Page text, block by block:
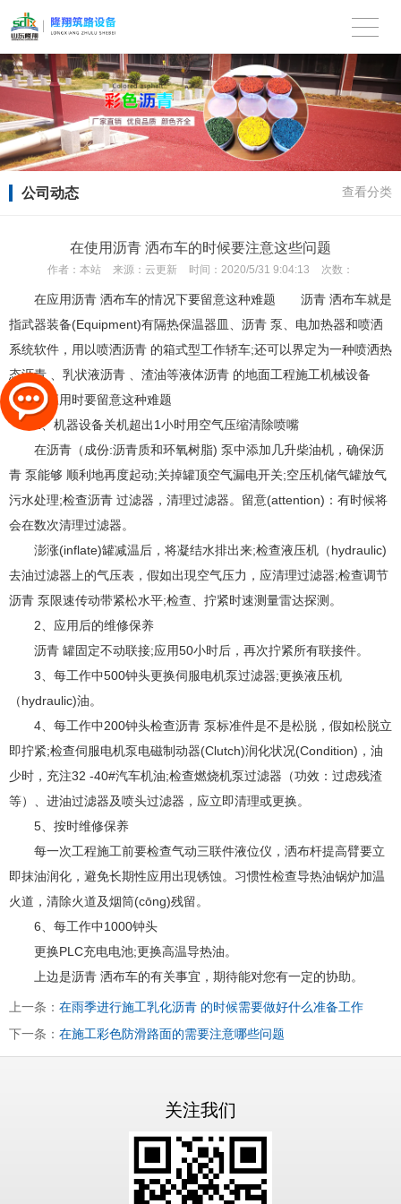
公司动态 查看分类
在使用沥青 洒布车的时候要注意这些问题
作者： 本站 来源： 云更新 时间： 2020/5/31 9:04:13 次数：
在应用沥青 洒布车的情况下要留意这种难题 沥青 洒布车就是
指武器装备(Equipment)有隔热保温器皿、沥青 泵、电加热器和喷洒
系统软件，用以喷洒沥青 的箱式型工作轿车;还可以界定为一种喷洒热
态沥青 、乳状液沥青 、渣油等液体沥青 的地面工程施工机械设备
在应用时要留意这种难题
1、机器设备关机超出1小时用空气压缩清除喷嘴
在沥青（成份:沥青质和环氧树脂) 泵中添加几升柴油机，确保沥
青 泵能够 顺利地再度起动;关掉罐顶空气漏电开关;空压机储气罐放气
污水处理;检查沥青 过滤器，清理过滤器。留意(attention)：有时候将
会在数次清理过滤器。
澎涨(inflate)罐减温后，将凝结水排出来;检查液压机（hydraulic)
去油过滤器上的气压表，假如出現空气压力，应清理过滤器;检查调节
沥青 泵限速传动带紧松水平;检查、拧紧时速测量雷达探测。
2、应用后的维修保养
沥青 罐固定不动联接;应用50小时后，再次拧紧所有联接件。
3、每工作中500钟头更换伺服电机泵过滤器;更换液压机
（hydraulic)油。
4、每工作中200钟头检查沥青 泵标准件是不是松脱，假如松脱立
即拧紧;检查伺服电机泵电磁制动器(Clutch)润化状况(Condition)，油
少时，充注32 -40#汽车机油;检查燃烧机泵过滤器（功效：过虑残渣
等）、进油过滤器及喷头过滤器，应立即清理或更换。
5、按时维修保养
每一次工程施工前要检查气动三联件液位仪，洒布杆提高臂要立
即抹油润化，避免长期性应用出現锈蚀。习惯性检查导热油锅炉加温
火道，清除火道及烟筒(cōng)残留。
6、每工作中1000钟头
更换PLC充电电池;更换高温导热油。
上边是沥青 洒布车的有关事宜，期待能对您有一定的协助。
上一条： 在雨季进行施工乳化沥青 的时候需要做好什么准备工作
下一条： 在施工彩色防滑路面的需要注意哪些问题
关注我们